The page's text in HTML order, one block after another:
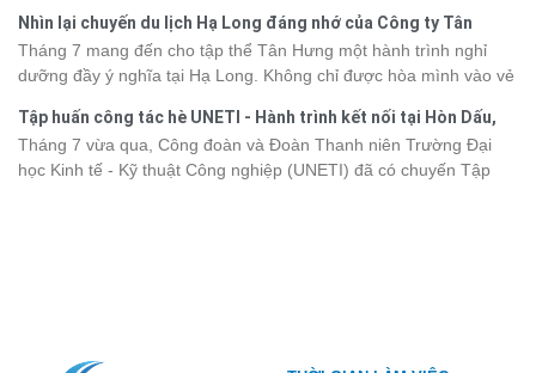
trình phù hợp với nhu cầu cũng như ngân sách.
phá vùng đất này, việc cập nhật trước giá vé sẽ giúp bạn chủ
động hơn trong lịch trình và chi phí. Cùng Vietsense Travel tham
khảo bảng giá vé tham quan các điểm du lịch Điện Biênmới nhất
năm 2026 ngay dưới đây.
Nhìn lại chuyến du lịch Hạ Long đáng nhớ của Công ty Tân
Hưng 2026
Tháng 7 mang đến cho tập thể Tân Hưng một hành trình nghỉ
dưỡng đầy ý nghĩa tại Hạ Long. Không chỉ được hòa mình vào vẻ
kết, sẻ chia và lưu giữ nhiều khoảnh khắc đáng nhớ. Hãy cùng
nhìn lại chuyến đi ngập tràn niềm vui và những trải nghiệm khó
quên.
Tập huấn công tác hè UNETI - Hành trình kết nối tại Hòn Dấu,
Đồ Sơn
Tháng 7 vừa qua, Công đoàn và Đoàn Thanh niên Trường Đại
học Kinh tế - Kỹ thuật Công nghiệp (UNETI) đã có chuyến Tập